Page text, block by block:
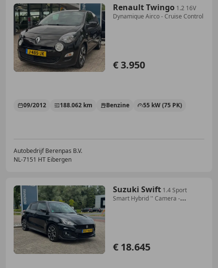
Renault Twingo 1.2 16V
Dynamique Airco - Cruise Control
€ 3.950
09/2012 188.062 km Benzine 55 kW (75 PK)
Autobedrijf Berenpas B.V.
NL-7151 HT Eibergen
Suzuki Swift 1.4 Sport
Smart Hybrid '' Camera -
€ 18.645